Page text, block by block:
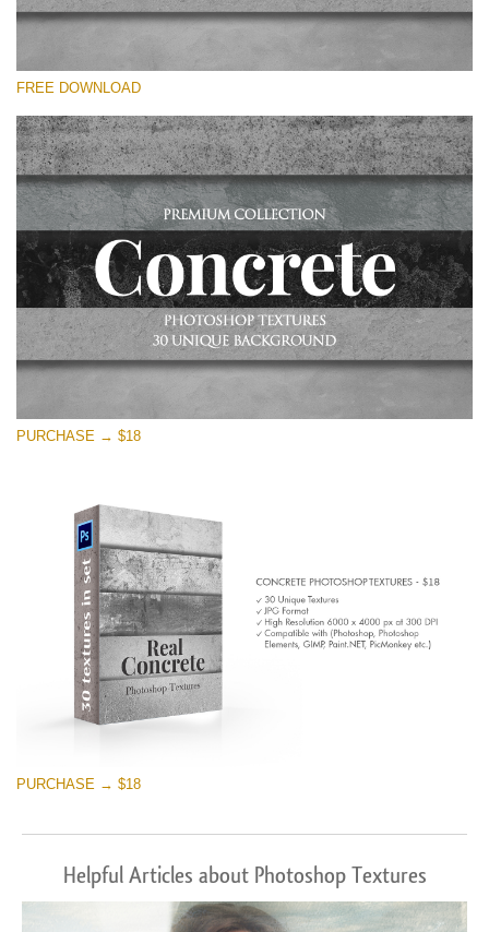
Kérlek, válassz
Small 800*533px
Concrete Textures
(30 Overlays)
Large 6000*4000px
Entire Collection
(1783 Overlays)
Large 6000*4000px
Ingyenes letöltés
FREE DOWNLOAD
PURCHASE → $18
PURCHASE → $18
Helpful Articles about Photoshop Textures